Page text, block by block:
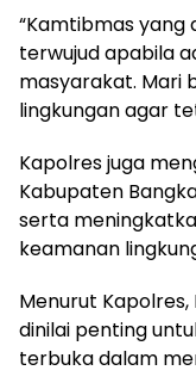
“Kamtibmas yang
terwujud apabila
masyarakat. Mari
lingkungan agar
Kapolres juga
Kabupaten
serta
keamanan
Menurut
dinilai penting
terbuka dalam